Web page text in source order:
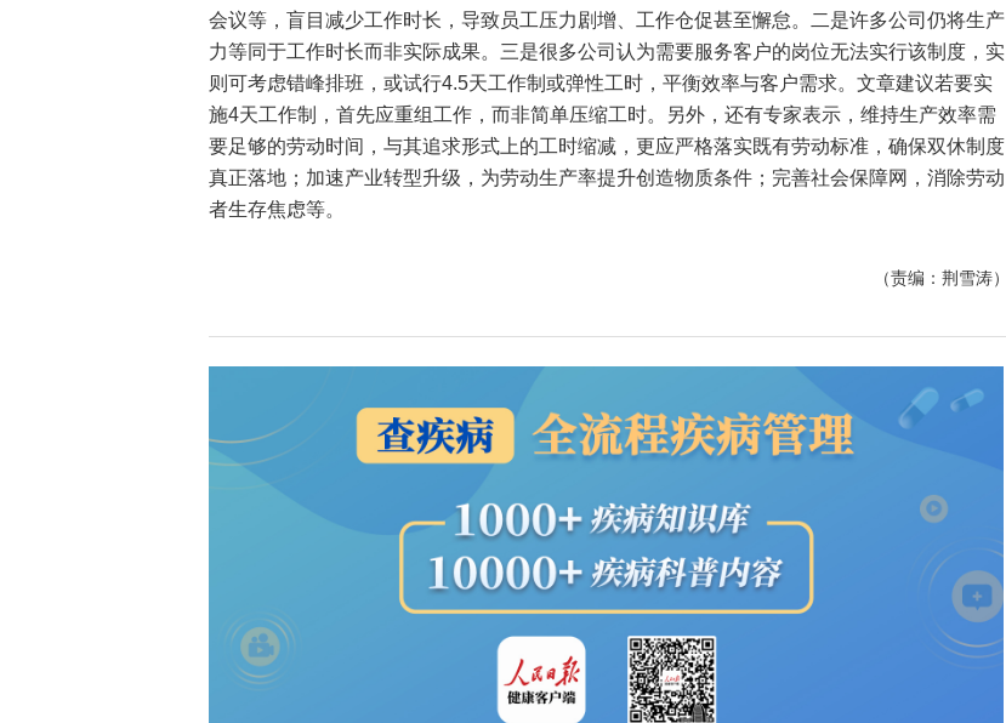
会议等，盲目减少工作时长，导致员工压力剧增、工作仓促甚至懈怠。二是许多公司仍将生产
力等同于工作时长而非实际成果。三是很多公司认为需要服务客户的岗位无法实行该制度，实
则可考虑错峰排班，或试行4.5天工作制或弹性工时，平衡效率与客户需求。文章建议若要实
施4天工作制，首先应重组工作，而非简单压缩工时。另外，还有专家表示，维持生产效率需
要足够的劳动时间，与其追求形式上的工时缩减，更应严格落实既有劳动标准，确保双休制度
真正落地；加速产业转型升级，为劳动生产率提升创造物质条件；完善社会保障网，消除劳动
者生存焦虑等。
（责编：荆雪涛）